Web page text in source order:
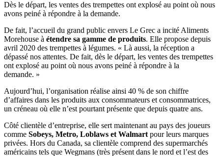
Dès le départ, les ventes des trempettes ont explosé au point où nous
avons peiné à répondre à la demande.
De fait, l’accueil du grand public envers Le Grec a incité Aliments
Morehouse à étendre sa gamme de produits. Elle propose depuis
avril 2020 des trempettes à légumes. « Là aussi, la réception a
dépassé nos attentes. De fait, dès le départ, les ventes des trempettes
ont explosé au point où nous avons peiné à répondre à la
demande. »
Aujourd’hui, l’organisation réalise ainsi 40 % de son chiffre
d’affaires dans les produits aux consommateurs et consommatrices,
un créneau où elle n’est pourtant présente que depuis quatre ans.
Côté clientèle d’entreprise, elle sert maintenant au pays des joueurs
comme Sobeys, Metro, Loblaws et Walmart pour leurs marques
privées. Hors du Canada, sa clientèle comprend des supermarchés
américains tels que Wegmans (très présent dans le nord et l’est des